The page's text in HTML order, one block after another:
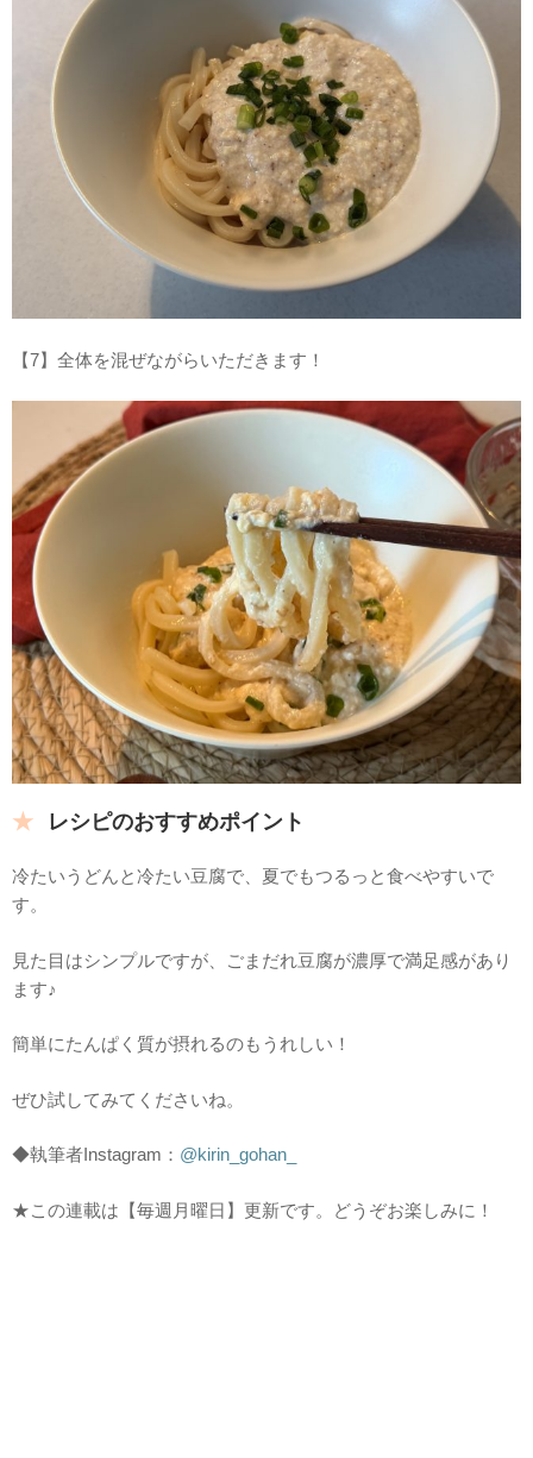
【7】全体を混ぜながらいただきます！
レシピのおすすめポイント
冷たいうどんと冷たい豆腐で、夏でもつるっと食べやすいで
す。
見た目はシンプルですが、ごまだれ豆腐が濃厚で満足感があり
ます♪
簡単にたんぱく質が摂れるのもうれしい！
ぜひ試してみてくださいね。
◆執筆者Instagram： @kirin_gohan_
★この連載は【毎週月曜日】更新です。どうぞお楽しみに！